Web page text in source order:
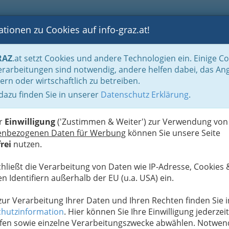
BLOGS FOTOS GASTRONOMIE BRANCHEN
zu Cookies auf info-graz.at!
.at setzt Cookies und andere Technologien ein. Einige
sind notwendig, andere helfen dabei, das
oder wirtschaftlich zu betreiben.
finden Sie in unserer Datenschutz Erklärung.
Einwilligung('Zustimmen & Weiter') zur Verwendung von
Daten für Werbung können Sie unsere Seite
nutzen.
die Verarbeitung von Daten wie IP-Adresse, Cookies
Identifiern außerhalb der EU (u.a. USA) ein.
Verarbeitung Ihrer Daten und Ihren Rechten finden Sie
. Hier können Sie Ihre Einwilligung jederzeit
sowie einzelne Verarbeitungszwecke abwählen.
Höhere Schulen Graz - AHS Graz
BRG
Bundesrealgymnasium und
- kurz ABENDGYMNASIUM - ist eine
ist es, Personen über 17 Jahren, die
die Ablegung der Reifeprüfung im zweiten
erlaubt den Zugang zu sämtlichen